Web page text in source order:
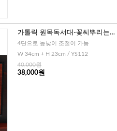
가톨릭 원목독서대-꽃씨뿌리는
마음
4단으로 높낮이 조절이 가능
W 34cm + H 23cm / YS112
40,000원
38,000원